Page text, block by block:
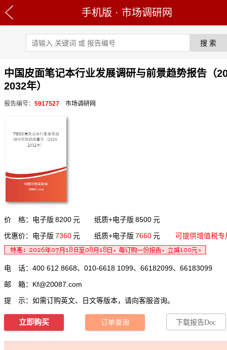
手机版 · 市场调研网
中国皮面笔记本行业发展调研与前景趋势报告（
2032年）
报告编号： 5917527 市场调研网
价 格：电子版 8200 元 纸质+电子版 8500 元
优惠价：电子版 7360 元 纸质+电子版 7660 元 可提供增值税专
电 话：400 612 8668、010-6618 1099、66182099、66183099
邮 箱： Kf@20087.com
提 示：如需订购英文、日文等版本，请向客服咨询。
立即购买 订单查询 下载报告Doc